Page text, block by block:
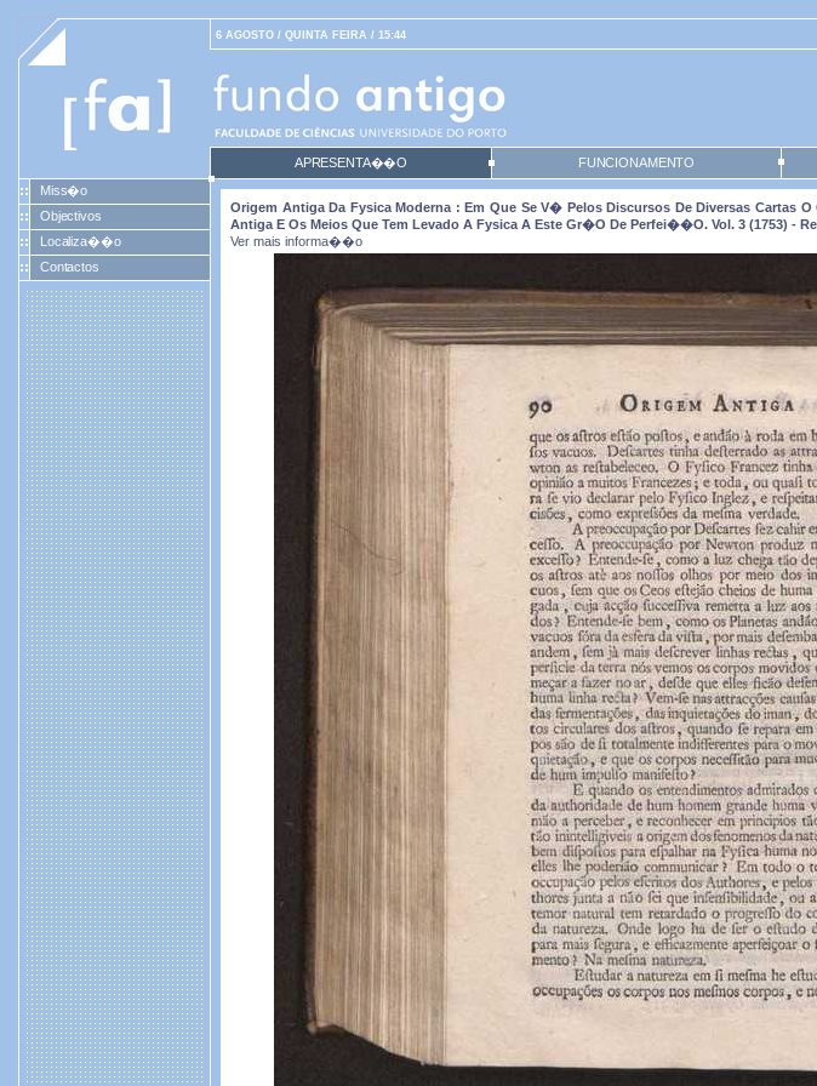
6 AGOSTO / QUINTA FEIRA / 15:44
APRESENTA��O FUNCIONAMENTO
Miss�o
Objectivos
Localiza��o
Contactos
Origem Antiga Da Fysica Moderna : Em Que Se V� Pelos Discursos De Diversas Cartas
Antiga E Os Meios Que Tem Levado A Fysica A Este Gr�o De Perfei��o. Vol. 3 (1753) -
Ver mais informa��o